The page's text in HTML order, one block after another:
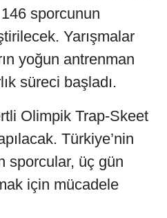
146 sporcunun
Yarışmalar
yoğun antrenman
süreci başladı.
Olimpik Trap-Skeet
Türkiye’nin
sporcular, üç gün
için mücadele